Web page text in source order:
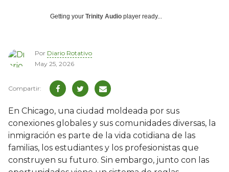
Getting your Trinity Audio player ready...
Por Diario Rotativo
May 25, 2026
En Chicago, una ciudad moldeada por sus
conexiones globales y sus comunidades diversas, la
inmigración es parte de la vida cotidiana de las
familias, los estudiantes y los profesionistas que
construyen su futuro. Sin embargo, junto con las